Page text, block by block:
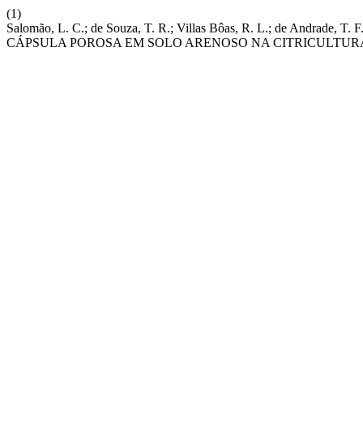
(1)
Salomão, L. C.; de Souza, T. R.; Villas Bôas, R. L.; de Andrade,
CÁPSULA POROSA EM SOLO ARENOSO NA